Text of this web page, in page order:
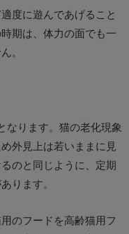
度に遊んであげること
期は、体力の面でも一
。
なります。猫の老化現象
外見上は若いままに見
のと同じように、定期
ります。
のフードを高齢猫用フ